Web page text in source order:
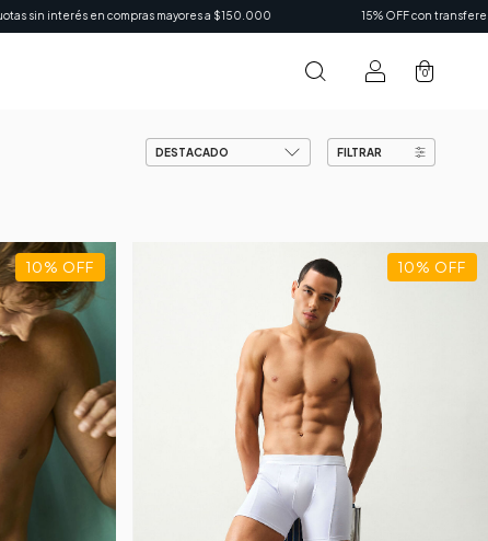
15% OFF con transferencia 3 cuotas sin interés sin monto
0
FILTRAR
10% OFF 10% OFF